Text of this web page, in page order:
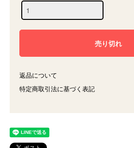
返品について
特定商取引法に基づく表記